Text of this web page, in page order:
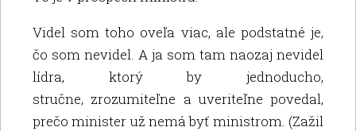
Videl som toho oveľa viac, ale podstatné je,
čo som nevidel. A ja som tam naozaj nevidel
lídra, ktorý by jednoducho,
stručne, zrozumiteľne a uveriteľne povedal,
prečo minister už nemá byť ministrom. (Zažil